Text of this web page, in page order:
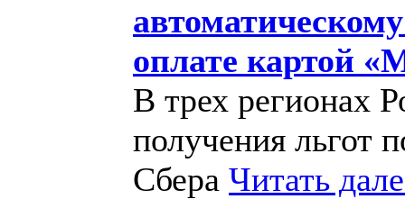
оплате картой
В трех регионах
получения льгот
Сбера Читать